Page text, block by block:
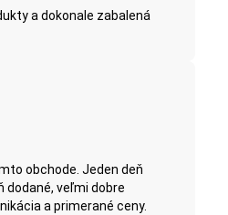
a dokonale zabalená
obchode. Jeden deň
dodané, veľmi dobre
a primerané ceny.